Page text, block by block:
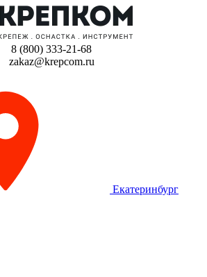
8 (800) 333-21-68
zakaz@krepcom.ru
Екатеринбург